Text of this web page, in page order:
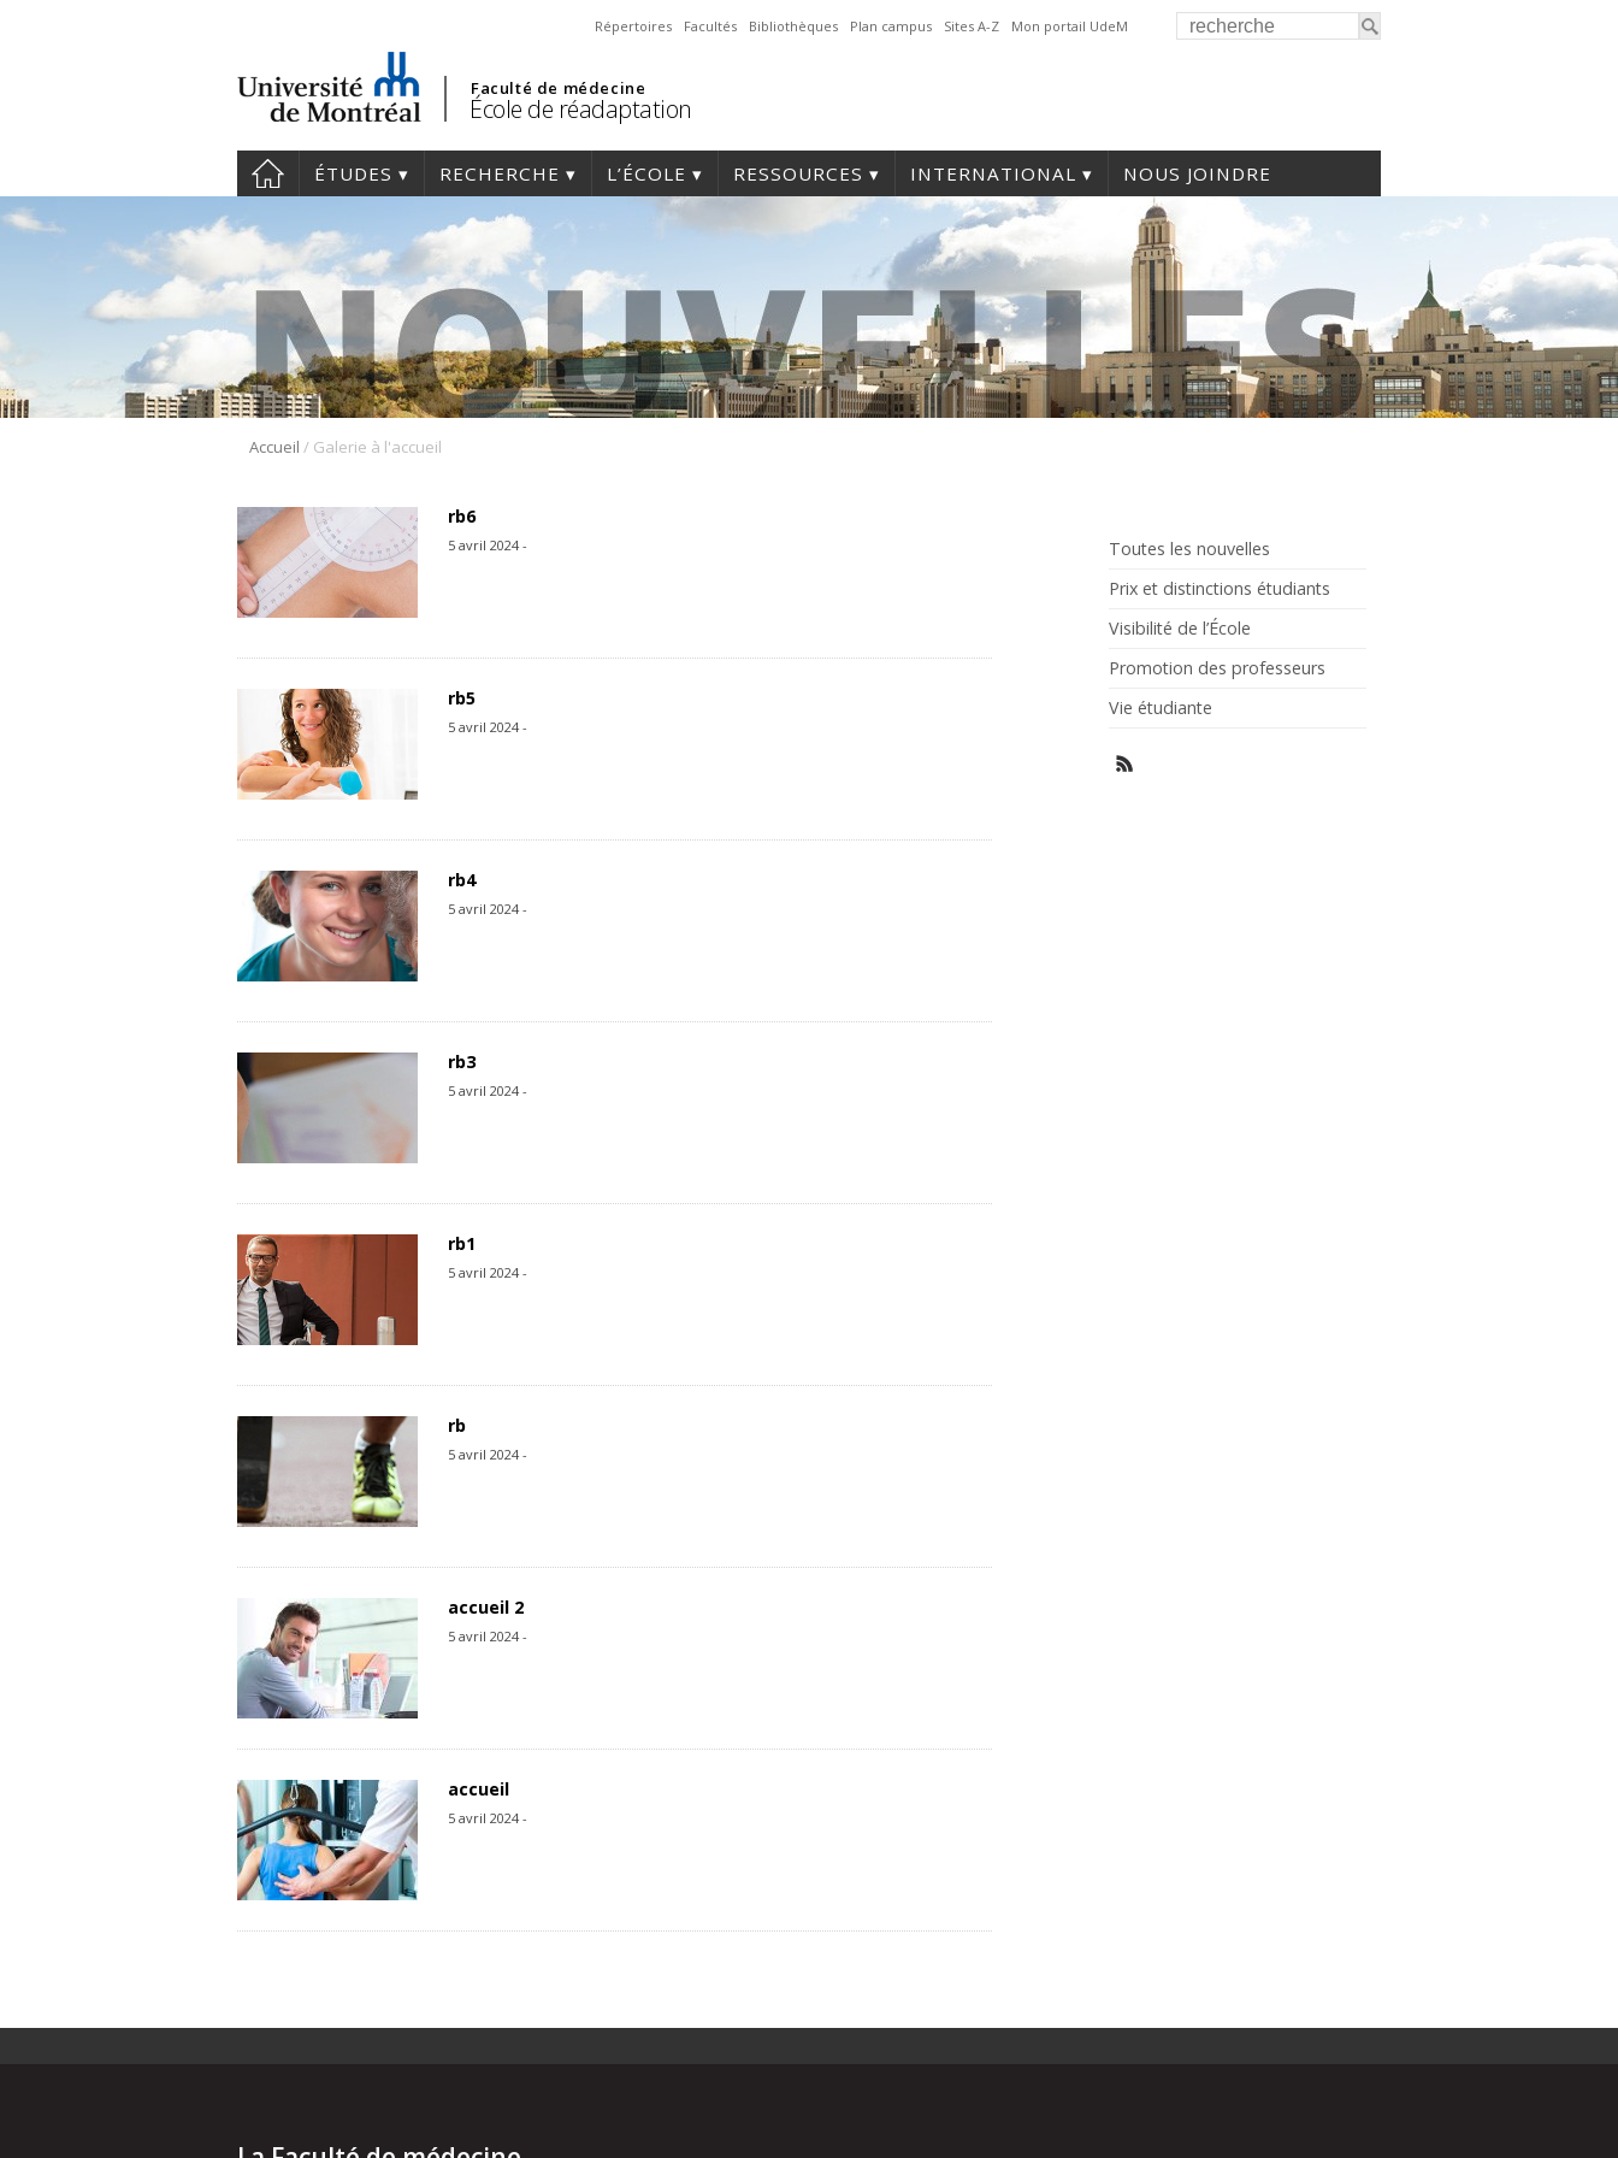
Répertoires Facultés Bibliothèques Plan campus Sites A-Z Mon portail UdeM
Faculté de médecine
École de réadaptation
ÉTUDES RECHERCHE L’ÉCOLE RESSOURCES INTERNATIONAL NOUS JOINDRE
Accueil / Galerie à l'accueil
rb6
5 avril 2024 -
rb5
5 avril 2024 -
rb4
5 avril 2024 -
rb3
5 avril 2024 -
rb1
5 avril 2024 -
rb
5 avril 2024 -
accueil 2
5 avril 2024 -
accueil
5 avril 2024 -
Toutes les nouvelles
Prix et distinctions étudiants
Visibilité de l’École
Promotion des professeurs
Vie étudiante